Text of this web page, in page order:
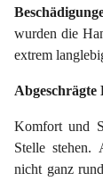
wurden die
extrem
Abgeschrägte
Komfort und
Stelle stehen.
nicht ganz